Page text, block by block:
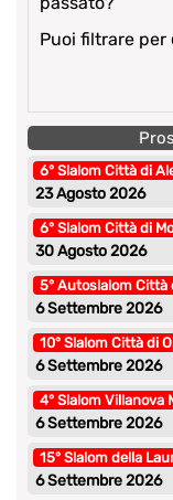
Puoi filtrare per
6° Slalom Città di
23 Agosto 2026
6° Slalom Città di
30 Agosto 2026
5° Autoslalom Città
6 Settembre 2026
10° Slalom Città di
6 Settembre 2026
4° Slalom Villanova
6 Settembre 2026
15° Slalom della
6 Settembre 2026